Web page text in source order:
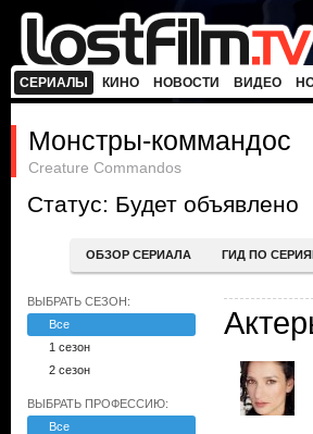
СЕРИАЛЫ КИНО НОВОСТИ ВИДЕО
Монстры-коммандос
Creature Commandos
Статус: Будет объявлено
ОБЗОР СЕРИАЛА ГИД ПО
ВЫБРАТЬ СЕЗОН:
Все
1 сезон
2 сезон
ВЫБРАТЬ ПРОФЕССИЮ:
Все